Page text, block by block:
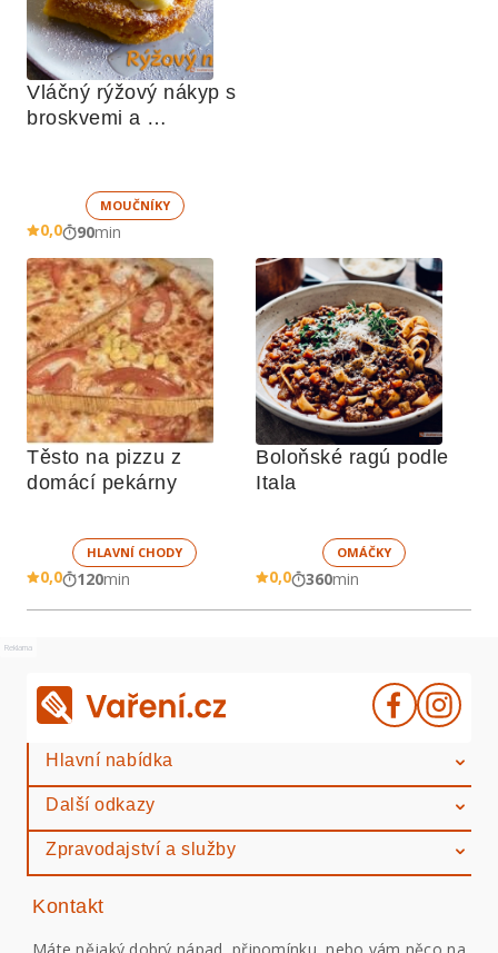
Vláčný rýžový nákyp s
broskvemi a
MOUČNÍKY
0,0 90min
Těsto na pizzu z
domácí pekárny
HLAVNÍ CHODY
0,0 120min
Boloňské ragú podle
Itala
OMÁČKY
0,0 360min
Reklama
Hlavní nabídka
Další odkazy
Zpravodajství a služby
Kontakt